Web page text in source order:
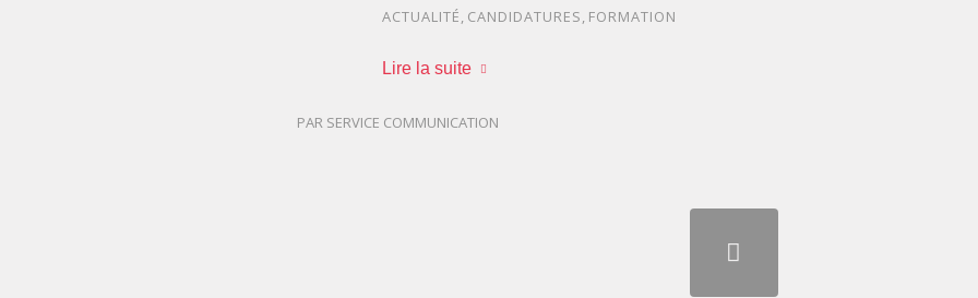
ACTUALITÉ, CANDIDATURES, FORMATION
Lire la suite
PAR SERVICE COMMUNICATION